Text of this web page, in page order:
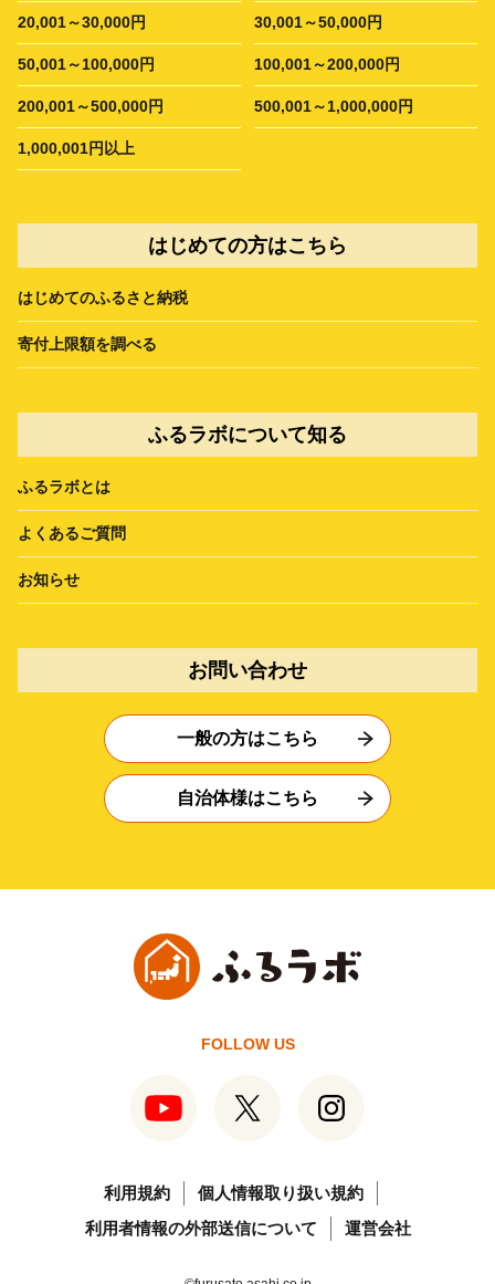
20,001～30,000円 30,001～50,000円
50,001～100,000円 100,001～200,000円
200,001～500,000円 500,001～1,000,000円
1,000,001円以上
はじめての方はこちら
はじめてのふるさと納税
寄付上限額を調べる
ふるラボについて知る
ふるラボとは
よくあるご質問
お知らせ
お問い合わせ
一般の方はこちら
自治体様はこちら
FOLLOW US
利用規約
個人情報取り扱い規約
利用者情報の外部送信について
運営会社